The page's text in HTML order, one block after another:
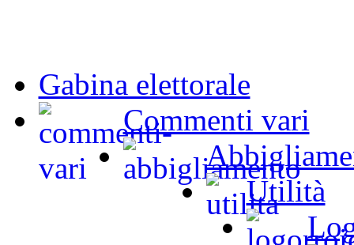
Gabina elettorale
Commenti vari
Utilità